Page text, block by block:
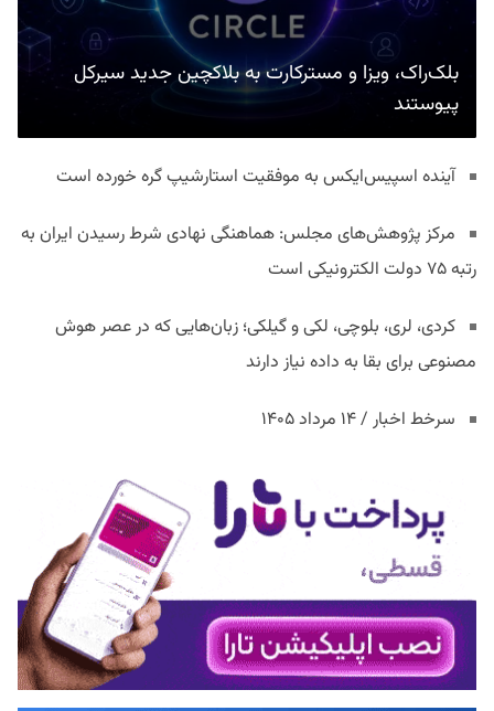
بلک‌راک، ویزا و مسترکارت به بلاکچین جدید سیرکل
پیوستند
آینده اسپیس‌ایکس به موفقیت استارشیپ گره خورده است
مرکز پژوهش‌های مجلس: هماهنگی نهادی شرط رسیدن ایران به
رتبه ۷۵ دولت الکترونیکی است
کردی، لری، بلوچی، لکی و گیلکی؛ زبان‌هایی که در عصر هوش
مصنوعی برای بقا به داده نیاز دارند
سرخط اخبار / ۱۴ مرداد ۱۴۰۵